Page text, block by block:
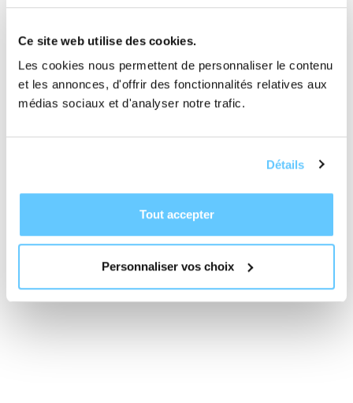
Ce site web utilise des cookies.
Les cookies nous permettent de personnaliser le contenu
et les annonces, d'offrir des fonctionnalités relatives aux
médias sociaux et d'analyser notre trafic.
Détails
Tout accepter
Personnaliser vos choix
Juno. Aujourd’hui, Noche se lance en solo avec
When It All Ends, un album mêlant électronique
et instruments acoustiques, qu’il présentera
lors d’un spectacle immersif entouré de
musicien·nes invité·es.
Noche